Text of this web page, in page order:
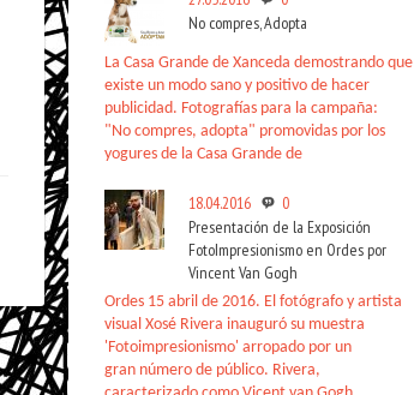
No compres, Adopta
La Casa Grande de Xanceda demostrando que
existe un modo sano y positivo de hacer
publicidad. Fotografías para la campaña:
"No compres, adopta" promovidas por los
yogures de la Casa Grande de
18.04.2016
0
Presentación de la Exposición
FotoImpresionismo en Ordes por
Vincent Van Gogh
Ordes 15 abril de 2016. El fotógrafo y artista
visual Xosé Rivera inauguró su muestra
'Fotoimpresionismo' arropado por un
gran número de público. Rivera,